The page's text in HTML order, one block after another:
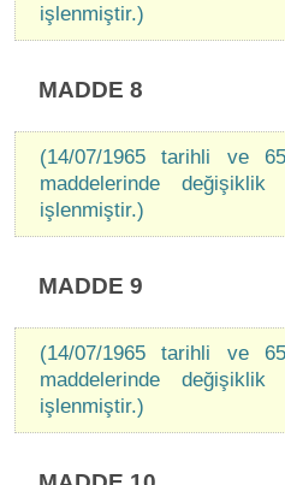
işlenmiştir.)
MADDE 8
(14/07/1965 tarihli ve
maddelerinde
işlenmiştir.)
MADDE 9
(14/07/1965 tarihli ve
maddelerinde
işlenmiştir.)